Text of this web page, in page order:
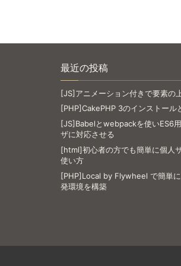
最近の投稿
[JS]アニメーション付きで要素の
[PHP]CakePHP 3のインストール
[JS]Babelとwebpackを使いES6
ザに対応させる
[html]初心者の方でも簡単に個人
使い方
[PHP]Local by Flywheel で簡単
発環境を構築